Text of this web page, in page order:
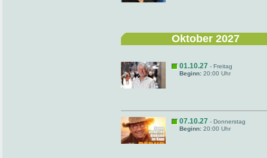
Oktober 2027
01.10.27 - Freitag
Beginn: 20:00 Uhr
07.10.27 - Donnerstag
Beginn: 20:00 Uhr